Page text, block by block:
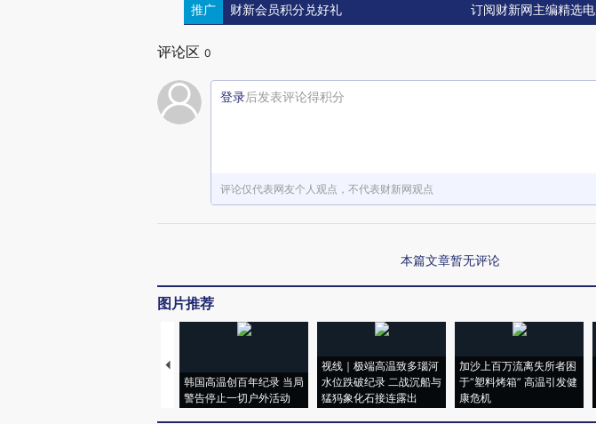
推广 财新会员积分兑好礼 订阅财新网主编精选
评论区 0
登录后发表评论得积分
评论仅代表网友个人观点，不代表财新网观点
本篇文章暂无评论
图片推荐
韩国高温创百年纪录 当局
警告停止一切户外活动
视线｜极端高温致多瑙河
水位跌破纪录 二战沉船与
猛犸象化石接连露出
加沙上百万流离失所者困
于“塑料烤箱” 高温引发健
康危机